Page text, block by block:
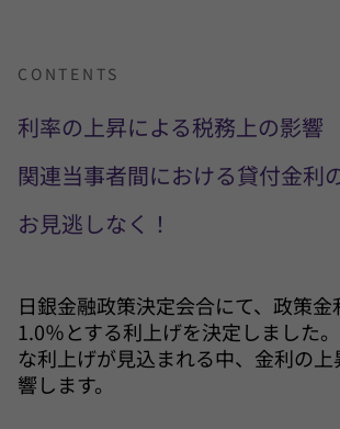
CONTENTS
利率の上昇による税務上の影響
関連当事者間における貸付金利
お見逃しなく！
日銀金融政策決定会合にて、政策
1.0％とする利上げを決定しました
な利上げが見込まれる中、金利の
響します。